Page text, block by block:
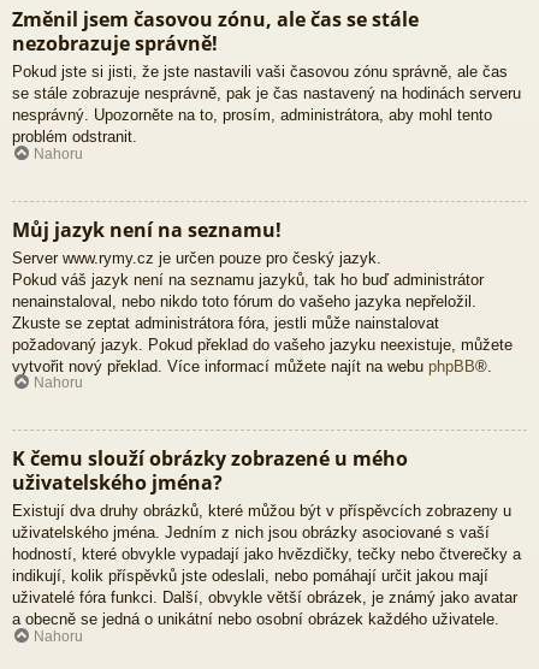
Změnil jsem časovou zónu, ale čas se stále
nezobrazuje správně!
Pokud jste si jisti, že jste nastavili vaši časovou zónu správně, ale čas
se stále zobrazuje nesprávně, pak je čas nastavený na hodinách serveru
nesprávný. Upozorněte na to, prosím, administrátora, aby mohl tento
problém odstranit.
Nahoru
Můj jazyk není na seznamu!
Server www.rymy.cz je určen pouze pro český jazyk.
Pokud váš jazyk není na seznamu jazyků, tak ho buď administrátor
nenainstaloval, nebo nikdo toto fórum do vašeho jazyka nepřeložil.
Zkuste se zeptat administrátora fóra, jestli může nainstalovat
požadovaný jazyk. Pokud překlad do vašeho jazyku neexistuje, můžete
vytvořit nový překlad. Více informací můžete najít na webu phpBB®.
Nahoru
K čemu slouží obrázky zobrazené u mého
uživatelského jména?
Existují dva druhy obrázků, které můžou být v příspěvcích zobrazeny u
uživatelského jména. Jedním z nich jsou obrázky asociované s vaší
hodností, které obvykle vypadají jako hvězdičky, tečky nebo čtverečky a
indikují, kolik příspěvků jste odeslali, nebo pomáhají určit jakou mají
uživatelé fóra funkci. Další, obvykle větší obrázek, je známý jako avatar
a obecně se jedná o unikátní nebo osobní obrázek každého uživatele.
Nahoru